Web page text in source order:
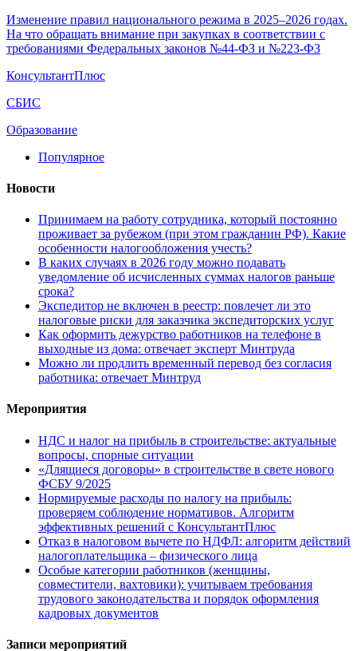
Изменение правил национального режима в 2025–2026 годах.
На что обращать внимание при закупках в соответствии с
требованиями Федеральных законов №44-ФЗ и №223-ФЗ
КонсультантПлюс
СБИС
Образование
Популярное
Новости
Принимаем на работу сотрудника, который постоянно
проживает за рубежом (при этом гражданин РФ). Какие
особенности налогообложения учесть?
В каких случаях в 2026 году можно подавать
уведомление об исчисленных суммах налогов раньше
срока?
Экспедитор не включен в реестр: повлечет ли это
налоговые риски для заказчика экспедиторских услуг
Как оформить дежурство работников на телефоне в
выходные из дома: отвечает эксперт Минтруда
Можно ли продлить временный перевод без согласия
работника: отвечает Минтруд
Мероприятия
НДС и налог на прибыль в строительстве: актуальные
вопросы, спорные ситуации
«Длящиеся договоры» в строительстве в свете нового
ФСБУ 9/2025
Нормируемые расходы по налогу на прибыль:
проверяем соблюдение нормативов. Алгоритм
эффективных решений с КонсультантПлюс
Отказ в налоговом вычете по НДФЛ: алгоритм действий
налогоплательщика – физического лица
Особые категории работников (женщины,
совместители, вахтовики): учитываем требования
трудового законодательства и порядок оформления
кадровых документов
Записи мероприятий